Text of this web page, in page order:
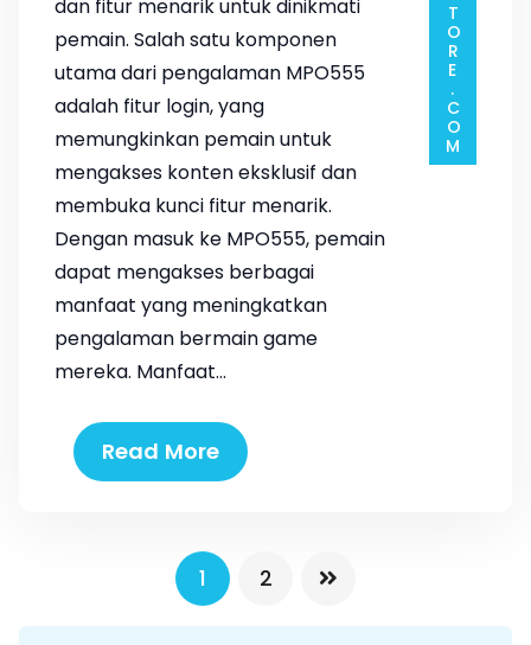
dan fitur menarik untuk dinikmati
pemain. Salah satu komponen
utama dari pengalaman MPO555
adalah fitur login, yang
memungkinkan pemain untuk
mengakses konten eksklusif dan
membuka kunci fitur menarik.
Dengan masuk ke MPO555, pemain
dapat mengakses berbagai
manfaat yang meningkatkan
pengalaman bermain game
mereka. Manfaat…
Read More
P
1 2